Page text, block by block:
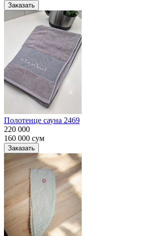
Заказать
Полотенце сауна 2469
220 000
160 000 сум
Заказать